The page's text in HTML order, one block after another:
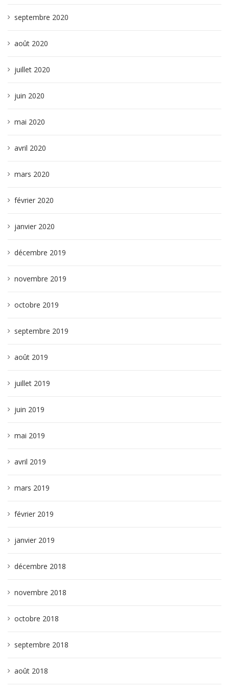
septembre 2020
août 2020
juillet 2020
juin 2020
mai 2020
avril 2020
mars 2020
février 2020
janvier 2020
décembre 2019
novembre 2019
octobre 2019
septembre 2019
août 2019
juillet 2019
juin 2019
mai 2019
avril 2019
mars 2019
février 2019
janvier 2019
décembre 2018
novembre 2018
octobre 2018
septembre 2018
août 2018